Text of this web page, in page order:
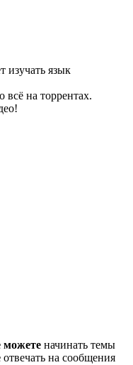
изучать язык
всё на торрентах.
можете начинать темы
отвечать на сообщения